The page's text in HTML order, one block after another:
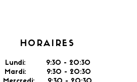
HORAIRES
Lundi: 9:30 - 20:30
Mardi: 9:30 - 20:30